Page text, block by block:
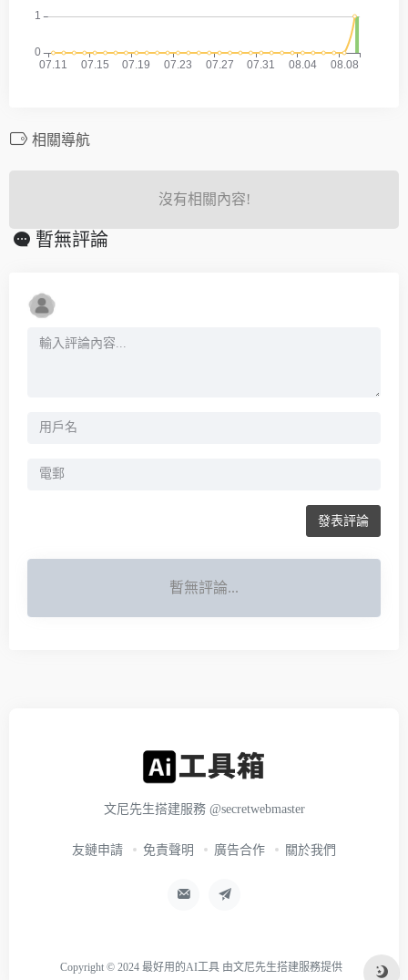
相關導航
沒有相關內容!
暫無評論
發表評論
暫無評論...
文尼先生搭建服務 @secretwebmaster
友鏈申請 免責聲明 廣告合作 關於我們
Copyright © 2024 最好用的AI工具 由文尼先生搭建服務提供